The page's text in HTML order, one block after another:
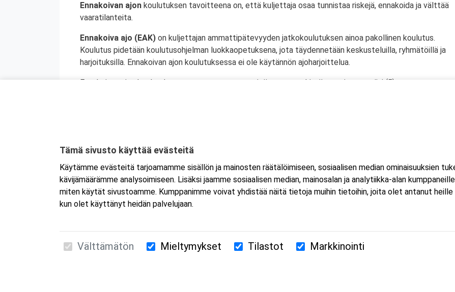
Ennakoivan ajon koulutuksen tavoitteena on, että kuljettaja osaa tunnistaa riskejä, ennakoida ja välttää
vaaratilanteita.
Ennakoiva ajo (EAK) on kuljettajan ammattipätevyyden jatkokoulutuksen ainoa pakollinen koulutus.
Koulutus pidetään koulutusohjelman luokkaopetuksena, jota täydennetään keskusteluilla, ryhmätöillä ja
harjoituksilla. Ennakoivan ajon koulutuksessa ei ole käytännön ajoharjoittelua.
Ennakoivan ajon koulutuksesta annettava ammattipätevyysmerkintä on voimassa viisi (5) vuotta.
Suomen Ensiapukoulutus Oy / Valimotie 21 / 00380 Helsinki
Tämä sivusto käyttää evästeitä
Käytämme evästeitä tarjoamamme sisällön ja mainosten räätälöimiseen, sosiaalisen median ominaisuuksien
kävijämäärämme analysoimiseen. Lisäksi jaamme sosiaalisen median, mainosalan ja analytiikka-alan
miten käytät sivustoamme. Kumppanimme voivat yhdistää näitä tietoja muihin tietoihin, joita olet antanut
kun olet käyttänyt heidän palvelujaan.
Välttämätön Mieltymykset Tilastot Markkinointi